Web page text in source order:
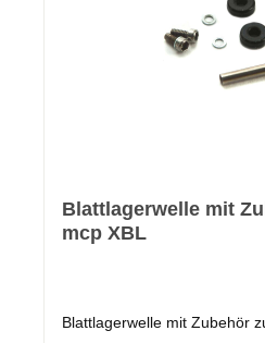
Blattlagerwelle mit
mcp XBL
Blattlagerwelle mit Zubehör